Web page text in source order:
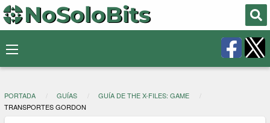
PORTADA GUÍAS
GUÍA DE THE X-FILES: GAME
TRANSPORTES GORDON